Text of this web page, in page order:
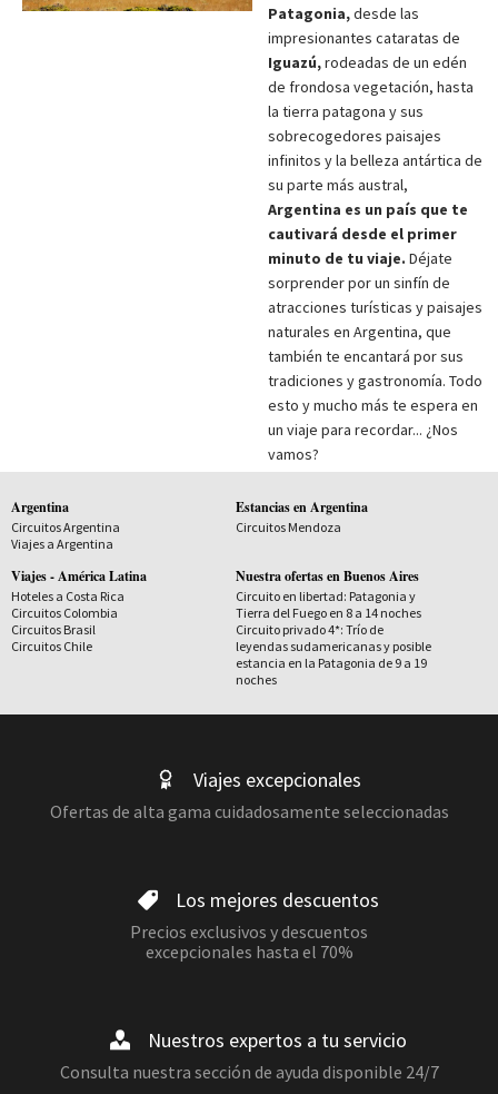
Patagonia,desde las
impresionantes cataratas de
Iguazú,rodeadas de un edén
de frondosa vegetación, hasta
la tierra patagona y sus
sobrecogedores paisajes
infinitos y la belleza antártica de
su parte más austral,
Argentina es un país que te
cautivará desde el primer
minuto de tu viaje. Déjate
sorprender por un sinfín de
atracciones turísticas y paisajes
naturales en Argentina, que
también te encantará por sus
tradiciones y gastronomía. Todo
esto y mucho más te espera en
un viaje para recordar... ¿Nos
vamos?
Argentina
Circuitos Argentina
Viajes a Argentina
Estancias en Argentina
Circuitos Mendoza
Viajes - América Latina
Hoteles a Costa Rica
Circuitos Colombia
Circuitos Brasil
Circuitos Chile
Nuestra ofertas en Buenos Aires
Circuito en libertad: Patagonia y
Tierra del Fuego en 8 a 14 noches
Circuito privado 4*: Trío de
leyendas sudamericanas y posible
estancia en la Patagonia de 9 a 19
noches
Viajes excepcionales
Ofertas de alta gama cuidadosamente seleccionadas
Los mejores descuentos
Precios exclusivos y descuentos
excepcionales hasta el 70%
Nuestros expertos a tu servicio
Consulta nuestra sección de ayuda disponible 24/7